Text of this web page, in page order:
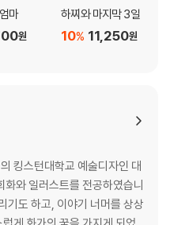
마
원
하찌와 마지막 3일
11,250원
10%
킹스턴대학교 예술디자인 대
와 일러스트를 전공하였습니
기도 하고, 이야기 너머를 상상